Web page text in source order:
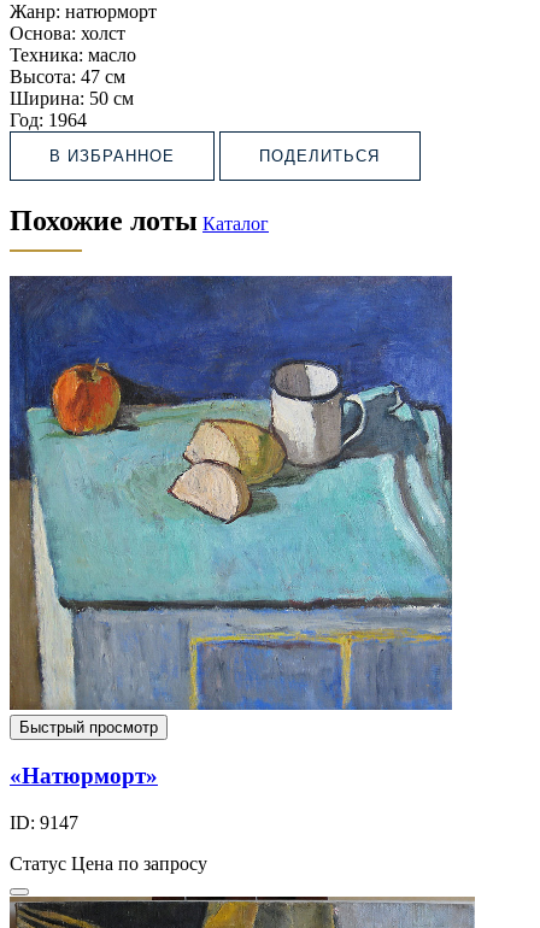
Жанр: натюрморт
Основа: холст
Техника: масло
Высота: 47 см
Ширина: 50 см
Год: 1964
В ИЗБРАННОЕ ПОДЕЛИТЬСЯ
Похожие лоты Каталог
Быстрый просмотр
«Натюрморт»
ID: 9147
Статус Цена по запросу